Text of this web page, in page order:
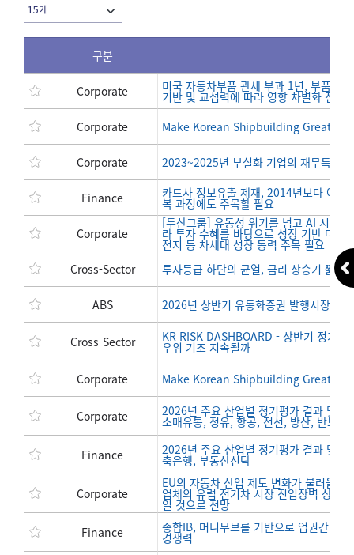
구분
Corporate 미국 자동차부품 관세 부과 1년, 부품 업
기반 및 교섭력에 따라 영향 차별화 전망
Corporate
Make Korean Shipbuilding Great
Corporate 2023~2025년 부실화 기업의 재무특성-
Finance 카드사 정보유출 제재, 2014년보다 어려
복 과정에도 주목할 필요
Corporate
[두산그룹] 유동성 위기를 넘고 AI 시대
라 투자 수혜를 바탕으로 성장 기반 다변
전지 등 차세대 성장 동력 주목 필요
Cross-Sector
투자등급 하단의 균열, 금리 상승기 짧아
ABS 2026년 상반기 유동화증권 발행시장 분석
Cross-Sector KR RISK DASHBOARD - 상반기 정기
우위 기조 지속될까
Corporate
Make Korean Shipbuilding Great
Corporate 2026년 주요 산업별 정기평가 결과 및
소매유통, 정유, 항공, 전선, 방산, 반도체,
Finance 2026년 주요 산업별 정기평가 결과 및
축은행, 부동산신탁
Corporate
EU의 자동차 산업 제도 변화가 불러올
업체의 유럽 전기차 시장 진입장벽 상승
일 것으로 전망
Finance
종합IB, 머니무브를 기반으로 업권간 경
경쟁력